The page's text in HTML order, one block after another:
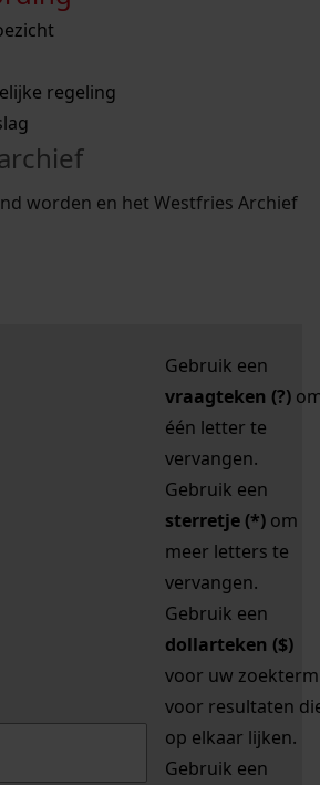
met een aantal zoektips.
met een aantal zoektips.
regeling
worden en het Westfries Archief
zoektips
uw zoekopdracht te
Gebruik een
vraagteken (?)
één letter te
vervangen.
Gebruik een
sterretje (*) om
meer letters te
vervangen.
Gebruik een
dollarteken ($)
voor uw zoekterm
voor resultaten
op elkaar lijken.
Gebruik een